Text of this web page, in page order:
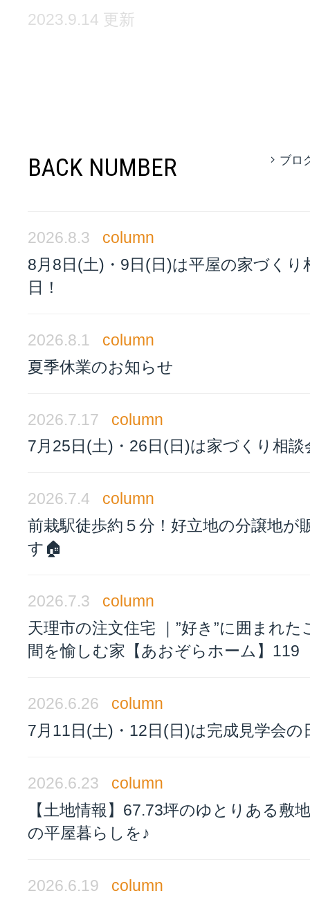
2023.9.14 更新
BACK NUMBER ブロ
2026.8.3
column
8月8日(土)・9日(日)は平屋の家づくり
日！
2026.8.1
column
夏季休業のお知らせ
2026.7.17
column
7月25日(土)・26日(日)は家づくり相談
2026.7.4
column
前栽駅徒歩約５分！好立地の分譲地が
す🏠
2026.7.3
column
天理市の注文住宅 ｜”好き”に囲まれた
間を愉しむ家【あおぞらホーム】119
2026.6.26
column
7月11日(土)・12日(日)は完成見学会の
2026.6.23
column
【土地情報】67.73坪のゆとりある敷
の平屋暮らしを♪
2026.6.19 column